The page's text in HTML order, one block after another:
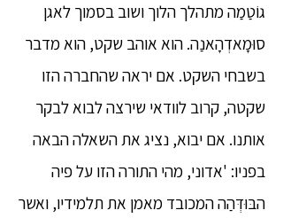
גוֹטַמַה מתהלך הלוך ושוב בסמוך לאגן
סוּמָאדְהָאנַה. הוא אוהב שקט, הוא מדבר
בשבחי השקט. אם יראה שהחברה הזו
שקטה, קרוב לוודאי שירצה לבוא לבקר
אותנו. אם יבוא, נציג את השאלה הבאה
בפניו: 'אדוני, מהי התורה הזו על פיה
הבּוּדְּהַה המכובד מאמן את תלמידיו, ואשר